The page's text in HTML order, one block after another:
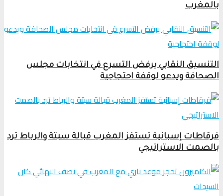
بالمغرب
التنسيق النقابي يرفض التسرع في انتخابات مجلس
الصحافة ويدعو لوقفة احتجاجية
فرقاطات إسبانية تستفز المغرب قبالة سبتة والرباط ترد
بالصمت الاستراتيجي